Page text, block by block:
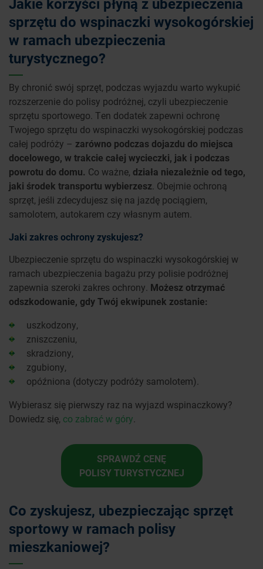
sprzętu do wspinaczki wysokogórskiej
w ramach ubezpieczenia
turystycznego?
By chronić swój sprzęt, podczas wyjazdu warto wykupić
rozszerzenie do polisy podróżnej, czyli ubezpieczenie
sprzętu sportowego. Ten dodatek zapewni ochronę
Twojego sprzętu do wspinaczki wysokogórskiej podczas
całej podróży – zarówno podczas dojazdu do miejsca
docelowego, w trakcie całej wycieczki, jak i podczas
powrotu do domu. Co ważne, działa niezależnie od tego,
jaki środek transportu wybierzesz. Obejmie ochroną
sprzęt, jeśli zdecydujesz się na jazdę pociągiem,
samolotem, autokarem czy własnym autem.
Jaki zakres ochrony zyskujesz?
Ubezpieczenie sprzętu do wspinaczki wysokogórskiej w
ramach ubezpieczenia bagażu przy polisie podróżnej
zapewnia szeroki zakres ochrony. Możesz otrzymać
odszkodowanie, gdy Twój ekwipunek zostanie:
uszkodzony,
zniszczeniu,
skradziony,
zgubiony,
opóźniona (dotyczy podróży samolotem).
Wybierasz się pierwszy raz na wyjazd wspinaczkowy?
Dowiedz się, co zabrać w góry.
SPRAWDŹ CENĘ
POLISY TURYSTYCZNEJ
Co zyskujesz, ubezpieczając sprzęt
sportowy w ramach polisy
mieszkaniowej?